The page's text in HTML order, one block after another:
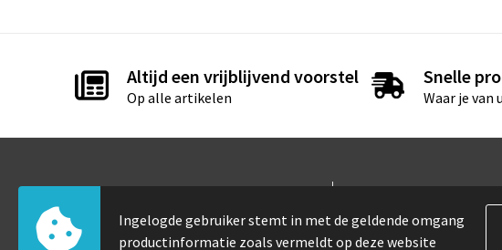
Altijd een vrijblijvend voorstel
Op alle artikelen
Snelle
Waar je
Contact
Elfde-julistraat 105
Informatie
Over ons
Ingelogde gebruiker stemt in met de geldende omgang
productinformatie zoals vermeldt op deze website